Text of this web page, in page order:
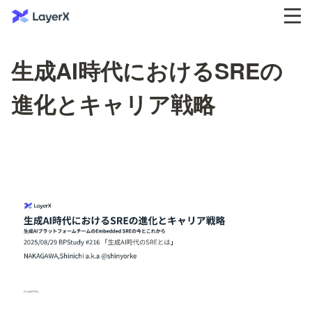
生成AI時代におけるSREの
進化とキャリア戦略